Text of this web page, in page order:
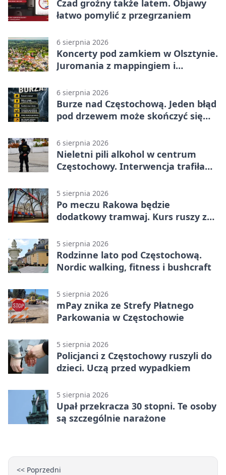
Czad groźny także latem. Objawy
łatwo pomylić z przegrzaniem
6 sierpnia 2026
Koncerty pod zamkiem w Olsztynie.
Juromania z mappingiem i
6 sierpnia 2026
Burze nad Częstochową. Jeden błąd
pod drzewem może skończyć się
6 sierpnia 2026
Nieletni pili alkohol w centrum
Częstochowy. Interwencja trafiła
5 sierpnia 2026
Po meczu Rakowa będzie
dodatkowy tramwaj. Kurs ruszy ze
5 sierpnia 2026
Rodzinne lato pod Częstochową.
Nordic walking, fitness i bushcraft
5 sierpnia 2026
mPay znika ze Strefy Płatnego
Parkowania w Częstochowie
5 sierpnia 2026
Policjanci z Częstochowy ruszyli do
dzieci. Uczą przed wypadkiem
5 sierpnia 2026
Upał przekracza 30 stopni. Te osoby
są szczególnie narażone
<< Poprzedni